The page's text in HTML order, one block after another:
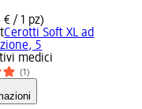
€ / 1 pz)
Cerotti Soft XL ad
5
medici
(1)